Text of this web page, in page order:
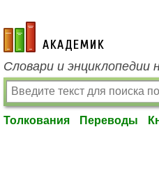
academic.ru
Словари и энциклопедии
Толкования Переводы